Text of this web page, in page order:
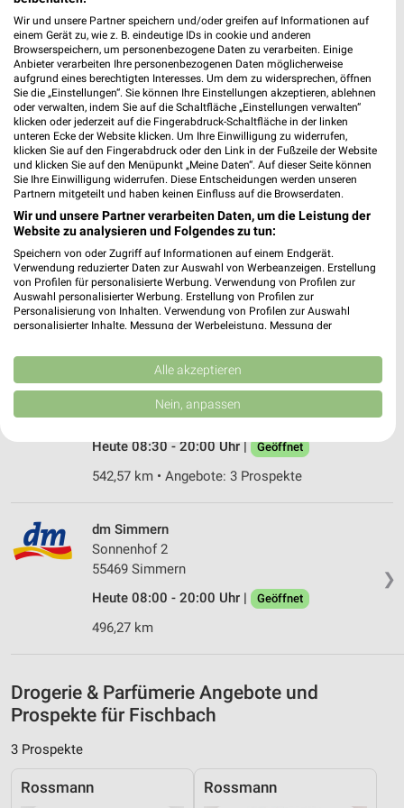
530,98 km • Angebote: 3 Prospekte
dm Kusel
Industriestraße 29a
66869 Kusel
Heute 08:00 - 21:00 Uhr | Geöffnet
533,02 km
dm Kirchberg (Hunsrück)
Freiherr-von-Drais-Straße 5
55481 Kirchberg (Hunsrück)
Heute 08:00 - 20:00 Uhr | Geöffnet
505,59 km
❯
Rossmann Freisen
Bahnhofstr. 50 c
66629 Freisen
Heute 08:30 - 20:00 Uhr | Geöffnet
542,57 km • Angebote: 3 Prospekte
❯
dm Simmern
Sonnenhof 2
55469 Simmern
Heute 08:00 - 20:00 Uhr |
Geöffnet
496,27 km
Drogerie & Parfümerie Angebote und
Prospekte für Fischbach
3 Prospekte
Rossmann Rossmann
Wir und unsere Partner speichern und/oder greifen auf Informationen auf
einem Gerät zu, wie z. B. eindeutige IDs in cookie und anderen
Browserspeichern, um personenbezogene Daten zu verarbeiten. Einige
Anbieter verarbeiten Ihre personenbezogenen Daten möglicherweise
aufgrund eines berechtigten Interesses. Um dem zu widersprechen, öffnen
Sie die „Einstellungen“. Sie können Ihre Einstellungen akzeptieren, ablehnen
oder verwalten, indem Sie auf die Schaltfläche „Einstellungen verwalten“
klicken oder jederzeit auf die Fingerabdruck-Schaltfläche in der linken
unteren Ecke der Website klicken. Um Ihre Einwilligung zu widerrufen,
klicken Sie auf den Fingerabdruck oder den Link in der Fußzeile der Website
und klicken Sie auf den Menüpunkt „Meine Daten“. Auf dieser Seite können
Sie Ihre Einwilligung widerrufen. Diese Entscheidungen werden unseren
Partnern mitgeteilt und haben keinen Einfluss auf die Browserdaten.
Wir und unsere Partner verarbeiten Daten, um die Leistung der
Website zu analysieren und Folgendes zu tun:
Speichern von oder Zugriff auf Informationen auf einem Endgerät.
Verwendung reduzierter Daten zur Auswahl von Werbeanzeigen. Erstellung
von Profilen für personalisierte Werbung. Verwendung von Profilen zur
Auswahl personalisierter Werbung. Erstellung von Profilen zur
Personalisierung von Inhalten. Verwendung von Profilen zur Auswahl
personalisierter Inhalte. Messung der Werbeleistung. Messung der
Kombinationen von Daten aus verschiedenen Quellen. Entwicklung und
Verbesserung der Angebote. Verwendung reduzierter Daten zur Auswahl
von Inhalten.
Daten können außerhalb der Europäischen Union weitergegeben und in die
Website/App.
Partnerliste anzeigen (1 IAB-Anbieter)
Speichern von oder Zugriff auf Informationen
auf einem Endgerät
Verwendung reduzierter Daten zur Auswahl von
Verwendung von Profilen zur Auswahl
personalisierter Werbung
Erstellung von Profilen zur Personalisierung
Alle akzeptieren
Nein, anpassen